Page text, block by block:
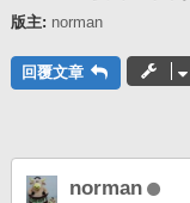
版主: norman
回覆文章
norman